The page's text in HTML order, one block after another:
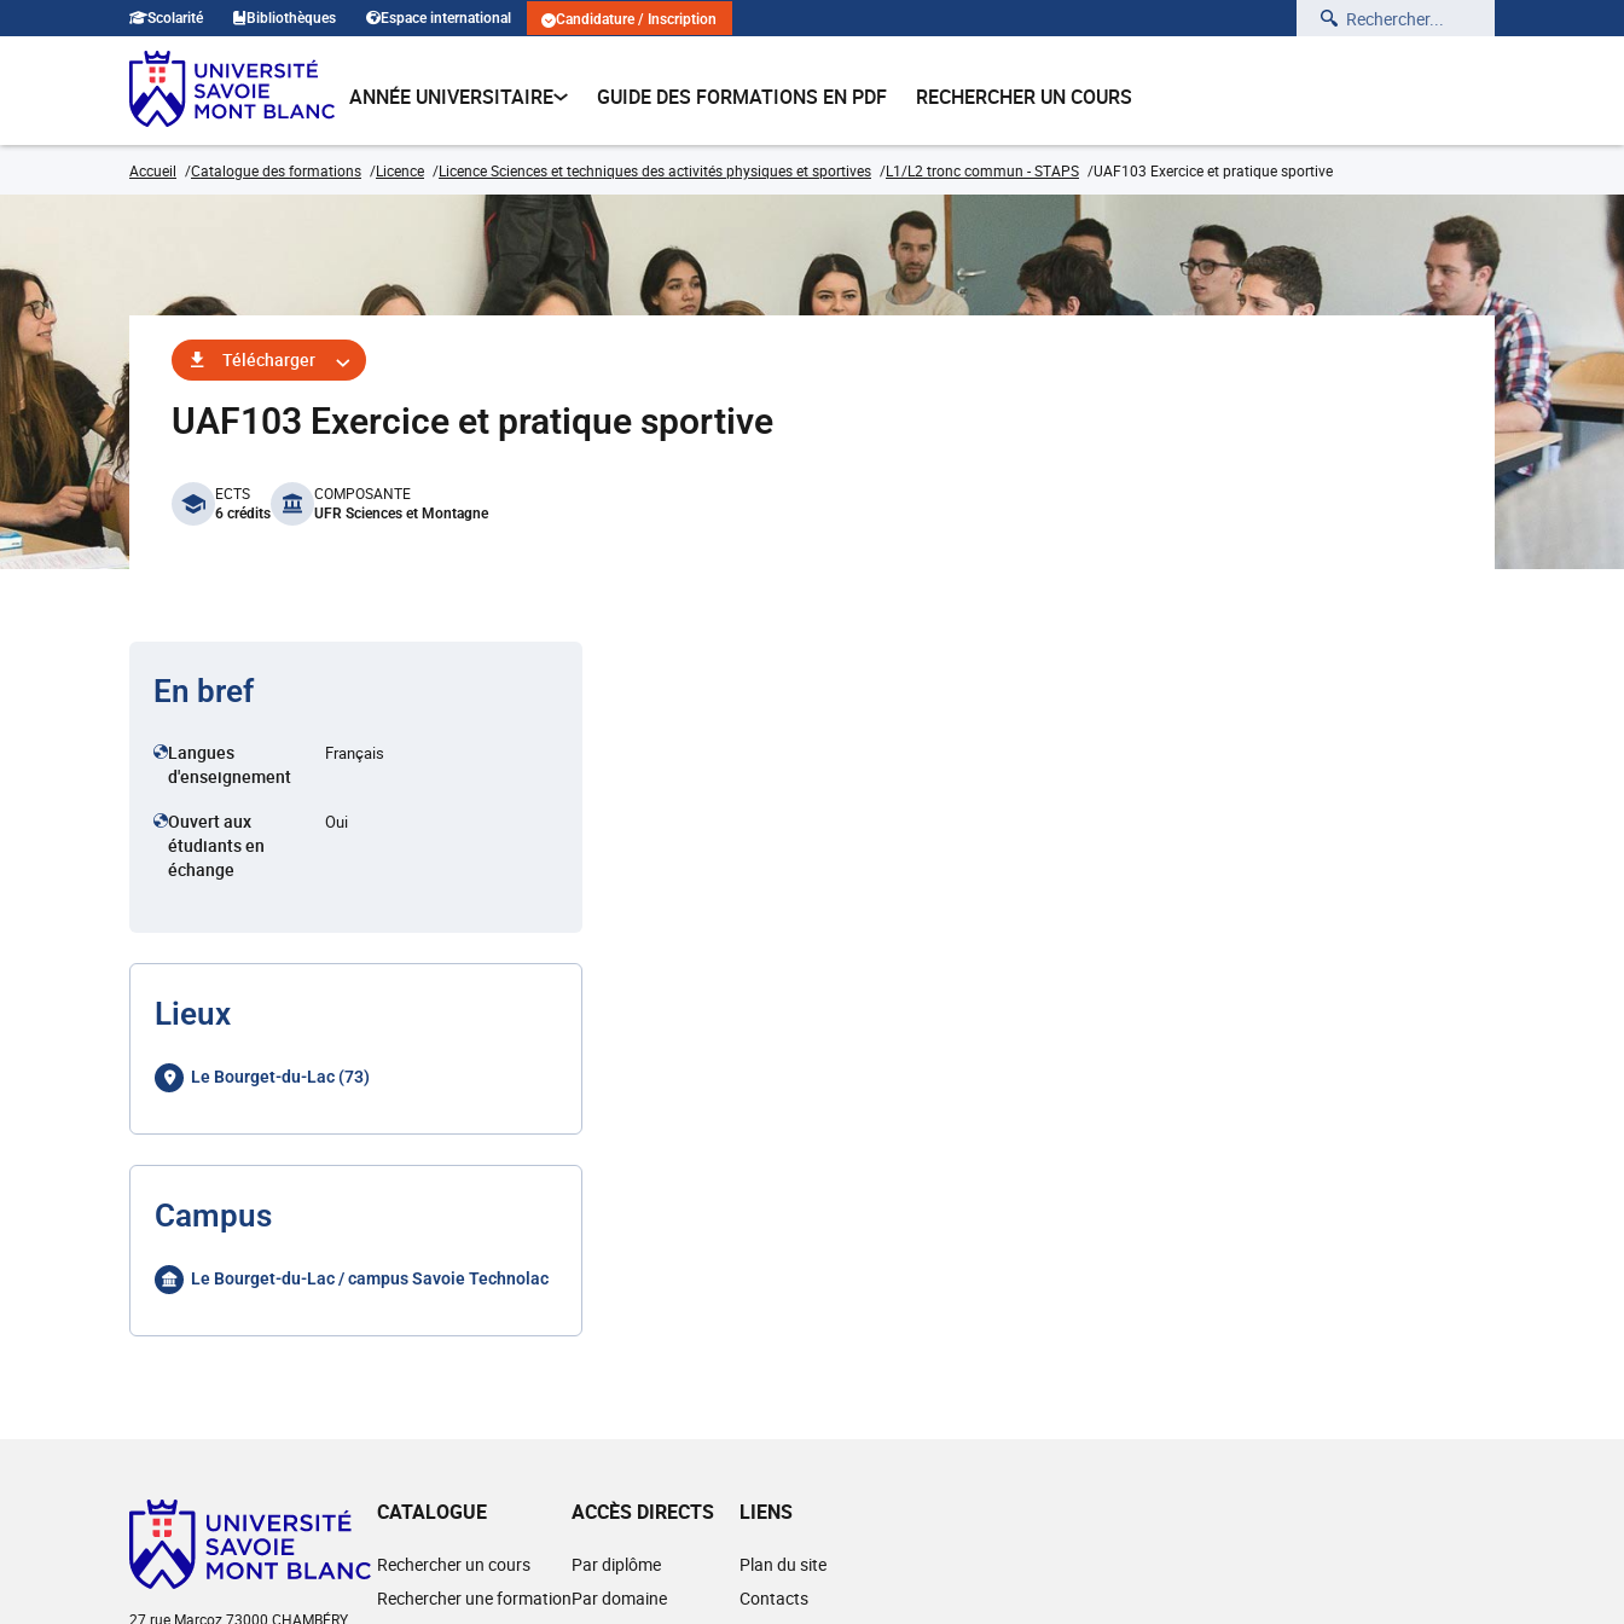
Scolarité Bibliothèques Espace international Candidature / Inscription Rechercher
ANNÉE UNIVERSITAIRE GUIDE DES FORMATIONS EN PDF RECHERCHER UN COURS
Accueil Catalogue des formations Licence Licence Sciences et techniques des activités physiques et sportives L1/L2 tronc commun - STAPS UAF103 Exercice et pratique sportive
Télécharger
UAF103 Exercice et pratique sportive
benefits
ECTS
6 crédits
COMPOSANTE
UFR Sciences et Montagne
En bref
Langues
d'enseignement
Français
Ouvert aux
étudiants en
échange
Oui
Lieux
Le Bourget-du-Lac (73)
Campus
Le Bourget-du-Lac / campus Savoie Technolac
27 rue Marcoz 73000 CHAMBÉRY
CATALOGUE
Rechercher un cours
Rechercher une formation
ACCÈS DIRECTS
Par diplôme
Par domaine
LIENS
Plan du site
Contacts